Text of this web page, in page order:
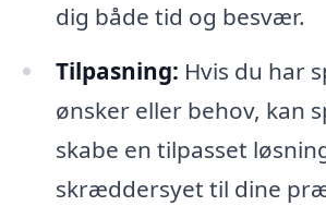
dig både tid og besvær.
Tilpasning: Hvis du har
ønsker eller behov, kan
skabe en tilpasset
skræddersyet til dine